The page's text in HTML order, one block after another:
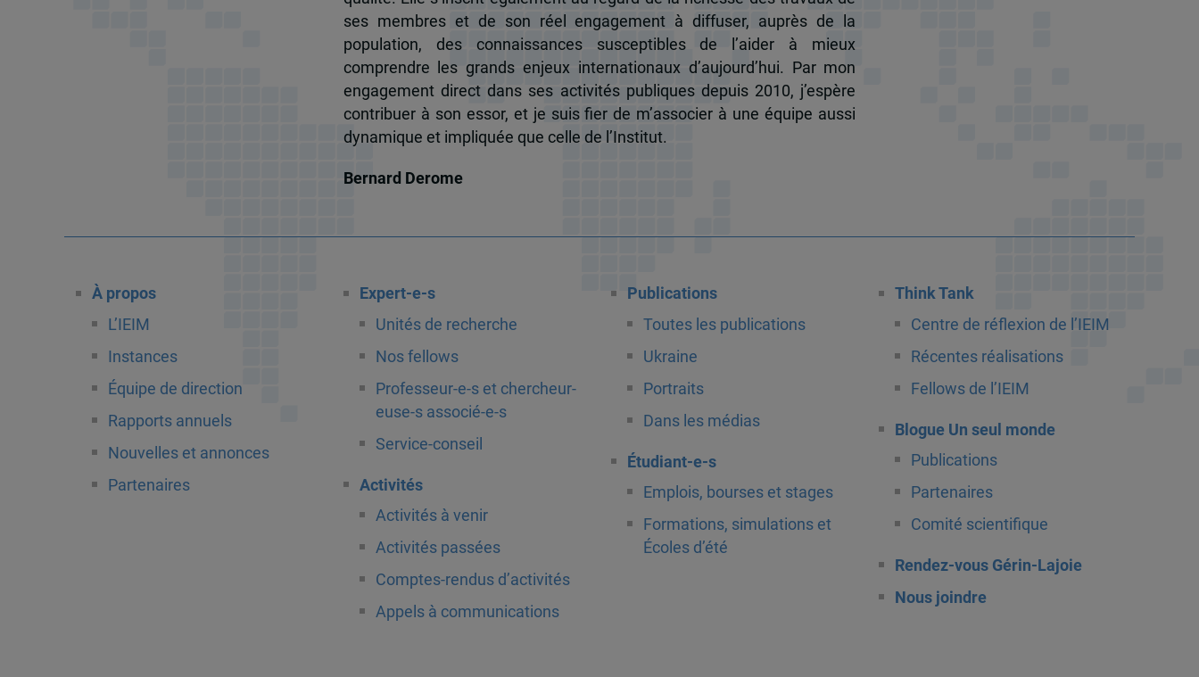
ses membres et de son réel engagement à diffuser, auprès de la
population, des connaissances susceptibles de l’aider à mieux
comprendre les grands enjeux internationaux d’aujourd’hui. Par mon
engagement direct dans ses activités publiques depuis 2010, j’espère
contribuer à son essor, et je suis fier de m’associer à une équipe aussi
dynamique et impliquée que celle de l’Institut.
Bernard Derome
À propos
L’IEIM
Instances
Équipe de direction
Rapports annuels
Nouvelles et annonces
Partenaires
Expert-e-s
Unités de recherche
Nos fellows
Professeur-e-s et chercheur-
euse-s associé-e-s
Service-conseil
Activités
Activités à venir
Activités passées
Comptes-rendus d’activités
Appels à communications
Publications
Toutes les publications
Ukraine
Portraits
Dans les médias
Étudiant-e-s
Emplois, bourses et stages
Formations, simulations et
Écoles d’été
Think Tank
Centre de réflexion de l’IEIM
Récentes réalisations
Fellows de l’IEIM
Blogue Un seul monde
Publications
Partenaires
Comité scientifique
Rendez-vous Gérin-Lajoie
Nous joindre